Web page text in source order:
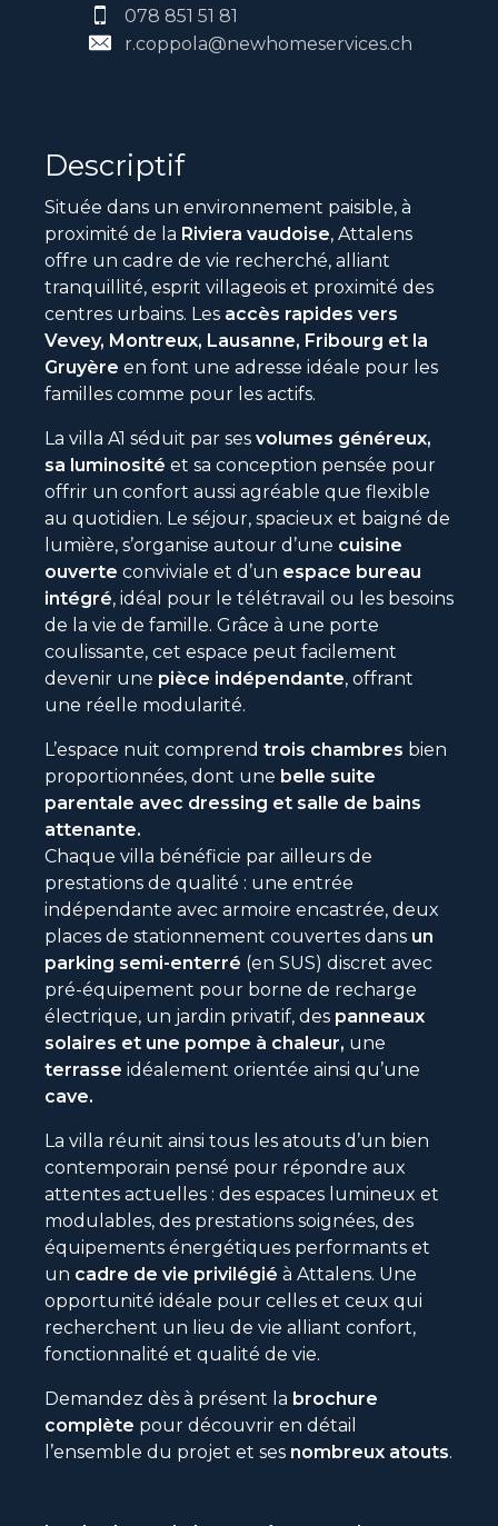
078 851 51 81
r.coppola@newhomeservices.ch
Descriptif
Située dans un environnement paisible, à
proximité de la Riviera vaudoise, Attalens
offre un cadre de vie recherché, alliant
tranquillité, esprit villageois et proximité des
centres urbains. Les accès rapides vers
Vevey, Montreux, Lausanne, Fribourg et la
Gruyère en font une adresse idéale pour les
familles comme pour les actifs.
La villa A1 séduit par ses volumes généreux,
sa luminosité et sa conception pensée pour
offrir un confort aussi agréable que flexible
au quotidien. Le séjour, spacieux et baigné de
lumière, s’organise autour d’une cuisine
ouverte conviviale et d’un espace bureau
intégré, idéal pour le télétravail ou les besoins
de la vie de famille. Grâce à une porte
coulissante, cet espace peut facilement
devenir une pièce indépendante, offrant
une réelle modularité.
L’espace nuit comprend trois chambres bien
proportionnées, dont une belle suite
parentale avec dressing et salle de bains
attenante.
Chaque villa bénéficie par ailleurs de
prestations de qualité : une entrée
indépendante avec armoire encastrée, deux
places de stationnement couvertes dans un
parking semi-enterré (en SUS) discret avec
pré-équipement pour borne de recharge
électrique, un jardin privatif, des panneaux
solaires et une pompe à chaleur, une
terrasse idéalement orientée ainsi qu’une
cave.
La villa réunit ainsi tous les atouts d’un bien
contemporain pensé pour répondre aux
attentes actuelles : des espaces lumineux et
modulables, des prestations soignées, des
équipements énergétiques performants et
un cadre de vie privilégié à Attalens. Une
opportunité idéale pour celles et ceux qui
recherchent un lieu de vie alliant confort,
fonctionnalité et qualité de vie.
Demandez dès à présent la brochure
complète pour découvrir en détail
l’ensemble du projet et ses nombreux atouts.